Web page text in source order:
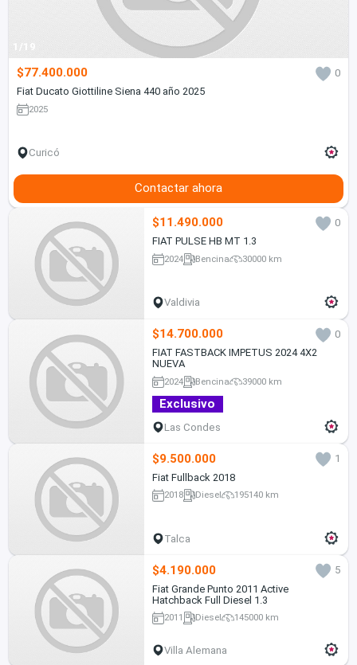
1/19
$77.400.000
0
Fiat Ducato Giottiline Siena 440 año 2025
2025
Curicó
Contactar ahora
$11.490.000
0
FIAT PULSE HB MT 1.3
2024 Bencina 30000 km
Valdivia
$14.700.000
0
FIAT FASTBACK IMPETUS 2024 4X2
NUEVA
2024 Bencina 39000 km
Exclusivo
Las Condes
$9.500.000
1
Fiat Fullback 2018
2018 Diesel 195140 km
Talca
$4.190.000
5
Fiat Grande Punto 2011 Active
Hatchback Full Diesel 1.3
2011 Diesel 145000 km
Villa Alemana